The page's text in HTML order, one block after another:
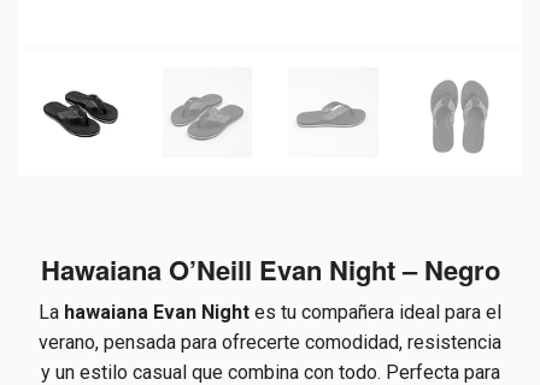
Hawaiana O’Neill Evan Night – Negro
La hawaiana Evan Night es tu compañera ideal para el
verano, pensada para ofrecerte comodidad, resistencia
y un estilo casual que combina con todo. Perfecta para